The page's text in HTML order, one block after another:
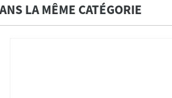
LA MÊME CATÉGORIE